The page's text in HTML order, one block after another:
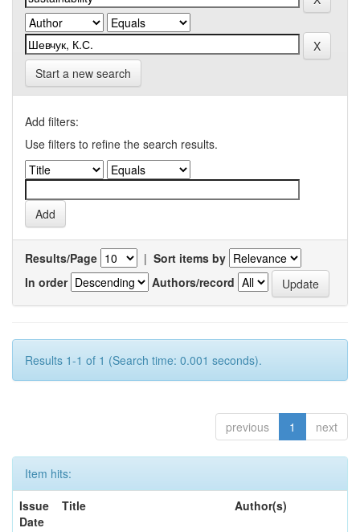
Start a new search
Add filters:
Use filters to refine the search results.
Results/Page | Sort items by
In order
Authors/record
Results 1-1 of 1 (Search time: 0.001 seconds).
previous 1 next
Item hits:
Issue
Date
Title Author(s)